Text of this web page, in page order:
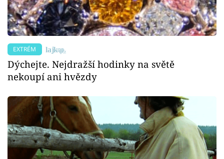
EXTRÉM
Dýchejte. Nejdražší hodinky na světě
nekoupí ani hvězdy